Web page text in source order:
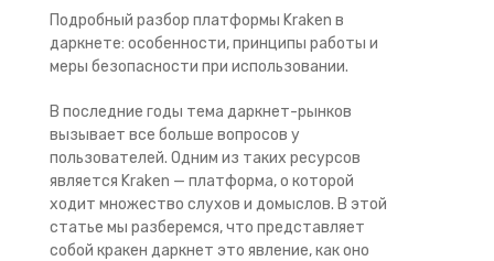
Подробный разбор платформы Kraken в
даркнете: особенности, принципы работы и
меры безопасности при использовании.
В последние годы тема даркнет-рынков
вызывает все больше вопросов у
пользователей. Одним из таких ресурсов
является Kraken — платформа, о которой
ходит множество слухов и домыслов. В этой
статье мы разберемся, что представляет
собой кракен даркнет это явление, как оно